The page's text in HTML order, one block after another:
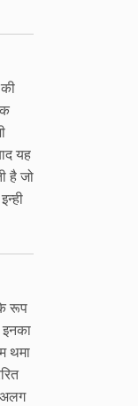
यह
है जो
रूप
थमा
अलग